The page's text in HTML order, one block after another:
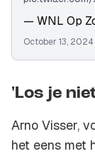
— WNL Op
October 13, 2024
'Los je
Arno Visser,
het eens met